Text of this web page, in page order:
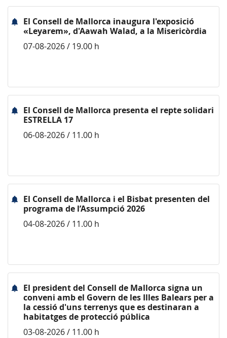
El Consell de Mallorca inaugura l'exposició
«Leyarem», d'Aawah Walad, a la Misericòrdia
07-08-2026 / 19.00 h
El Consell de Mallorca presenta el repte solidari
ESTRELLA 17
06-08-2026 / 11.00 h
El Consell de Mallorca i el Bisbat presenten del
programa de l’Assumpció 2026
04-08-2026 / 11.00 h
El president del Consell de Mallorca signa un
conveni amb el Govern de les Illes Balears per a
la cessió d'uns terrenys que es destinaran a
habitatges de protecció pública
03-08-2026 / 11.00 h